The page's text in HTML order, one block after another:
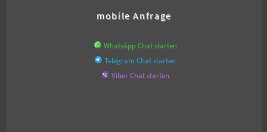
mobile Anfrage
WhatsApp Chat starten
Telegram Chat starten
Viber Chat starten